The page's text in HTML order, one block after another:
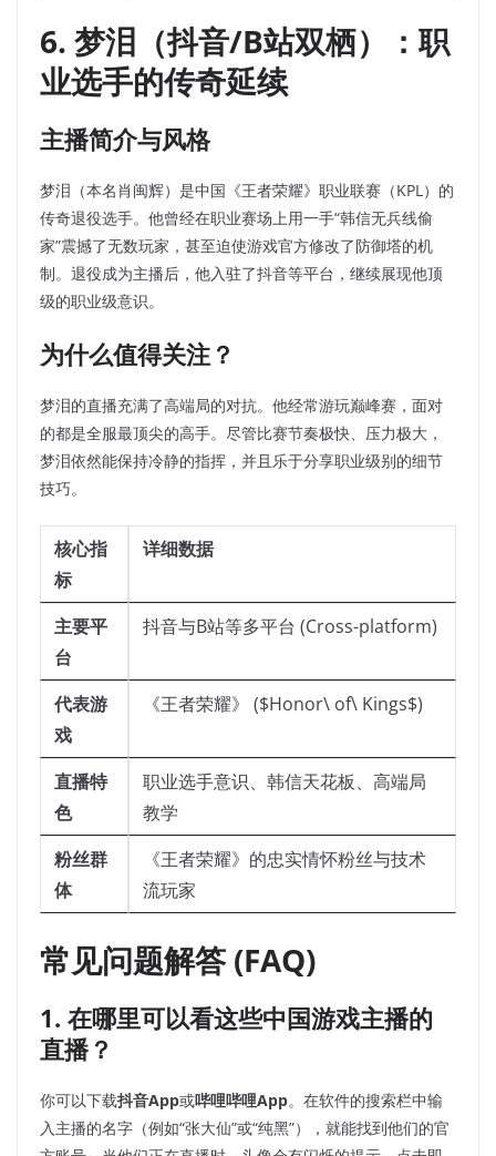
6. 梦泪（抖音/B站双栖）：职
业选手的传奇延续
主播简介与风格
梦泪（本名肖闽辉）是中国《王者荣耀》职业联赛（KPL）的
传奇退役选手。他曾经在职业赛场上用一手“韩信无兵线偷
家”震撼了无数玩家，甚至迫使游戏官方修改了防御塔的机
制。退役成为主播后，他入驻了抖音等平台，继续展现他顶
级的职业级意识。
为什么值得关注？
梦泪的直播充满了高端局的对抗。他经常游玩巅峰赛，面对
的都是全服最顶尖的高手。尽管比赛节奏极快、压力极大，
梦泪依然能保持冷静的指挥，并且乐于分享职业级别的细节
技巧。
核心指
标
详细数据
主要平
台
抖音与B站等多平台 (Cross-platform)
代表游
戏
《王者荣耀》 ($Honor\ of\ Kings$)
直播特
色
职业选手意识、韩信天花板、高端局
教学
粉丝群
体
《王者荣耀》的忠实情怀粉丝与技术
流玩家
常见问题解答 (FAQ)
1. 在哪里可以看这些中国游戏主播的
直播？
你可以下载抖音App或哔哩哔哩App。在软件的搜索栏中输
入主播的名字（例如“张大仙”或“纯黑”），就能找到他们的官